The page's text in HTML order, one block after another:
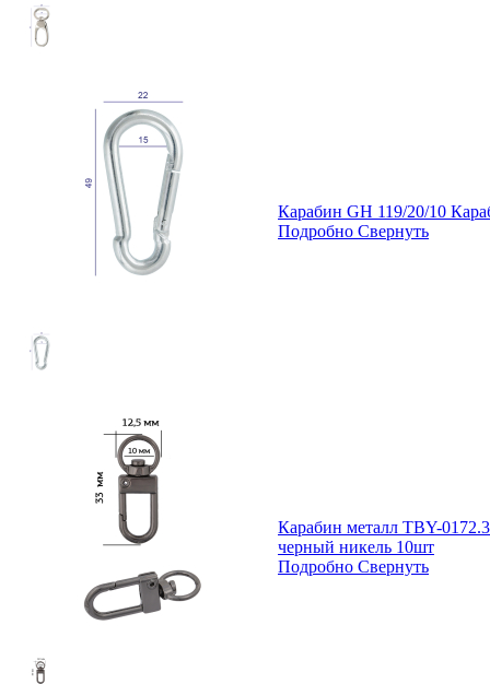
Карабин GH 119/20/10
Подробно Свернуть
Карабин металл TBY-
черный никель 10шт
Подробно Свернуть